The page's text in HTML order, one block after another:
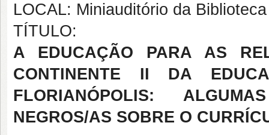
LOCAL: Miniauditório da
TÍTULO:
A EDUCAÇÃO PARA AS
CONTINENTE II DA
FLORIANÓPOLIS:
NEGROS/AS SOBRE O